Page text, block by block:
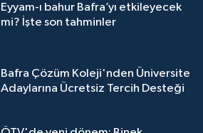
Eyyam-ı bahur Bafra’yı etkileyecek
mi? İşte son tahminler
Bafra Çözüm Koleji'nden Üniversite
Adaylarına Ücretsiz Tercih Desteği